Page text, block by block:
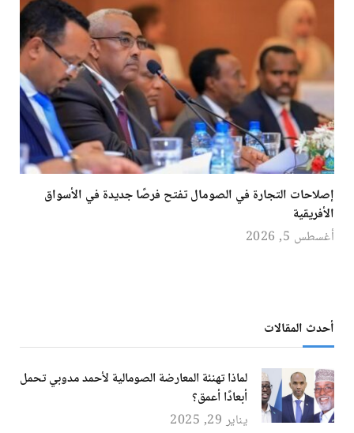
إصلاحات التجارة في الصومال تفتح فرصًا جديدة في الأسواق
الأفريقية
أغسطس 5, 2026
أحدث المقالات
لماذا تهنئة المعارضة الصومالية لأحمد مدوبي تحمل
أبعادًا أعمق؟
يناير 29, 2025